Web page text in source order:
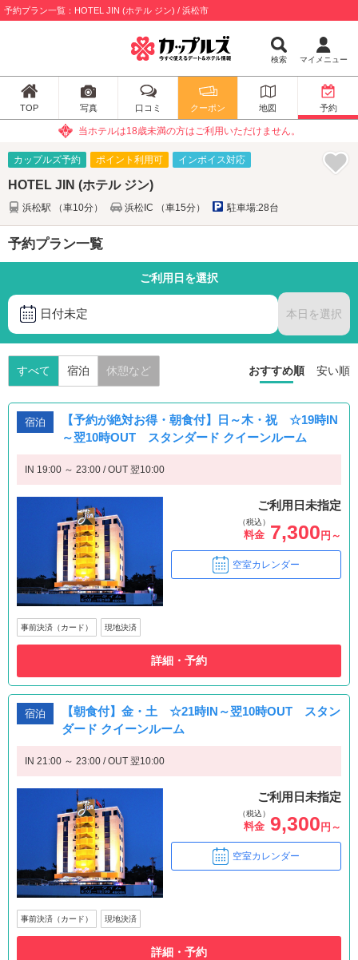
予約プラン一覧：HOTEL JIN (ホテル ジン) / 浜松市
検索 マイメニュー
TOP 写真 口コミ クーポン 地図 予約
当ホテルは18歳未満の方はご利用いただけません。
カップルズ予約 ポイント利用可 インボイス対応
HOTEL JIN (ホテル ジン)
浜松駅 （車10分） 浜松IC （車15分） 駐車場:28台
予約プラン一覧
ご利用日を選択
日付未定 本日を選択
すべて 宿泊 休憩など おすすめ順 安い順
宿泊
【予約が絶対お得・朝食付】日～木・祝 ☆19時IN
～翌10時OUT スタンダード クイーンルーム
IN 19:00 ～ 23:00 / OUT 翌10:00
ご利用日未指定
（税込）
料金 7,300 円～
空室カレンダー
事前決済（カード） 現地決済
詳細・予約
宿泊
【朝食付】金・土 ☆21時IN～翌10時OUT スタン
ダード クイーンルーム
IN 21:00 ～ 23:00 / OUT 翌10:00
ご利用日未指定
（税込）
料金 9,300 円～
空室カレンダー
事前決済（カード） 現地決済
詳細・予約